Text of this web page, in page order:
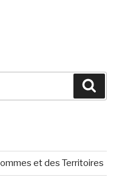
et des Territoires